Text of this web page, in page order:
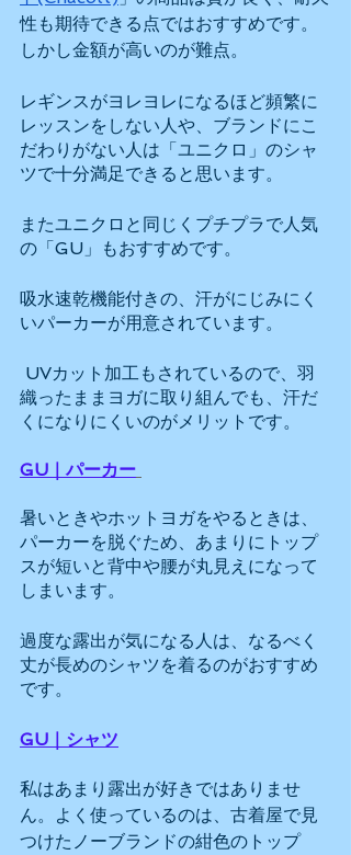
性も期待できる点ではおすすめです。
しかし金額が高いのが難点。
レギンスがヨレヨレになるほど頻繁に
レッスンをしない人や、ブランドにこ
だわりがない人は「ユニクロ」のシャ
ツで十分満足できると思います。
またユニクロと同じくプチプラで人気
の「GU」もおすすめです。
吸水速乾機能付きの、汗がにじみにく
いパーカーが用意されています。
織ったままヨガに取り組んでも、汗だ
くになりにくいのがメリットです。
GU｜パーカー
暑いときやホットヨガをやるときは、
パーカーを脱ぐため、あまりにトップ
スが短いと背中や腰が丸見えになって
しまいます。
過度な露出が気になる人は、なるべく
丈が長めのシャツを着るのがおすすめ
です。
GU｜シャツ
私はあまり露出が好きではありませ
ん。よく使っているのは、古着屋で見
つけたノーブランドの紺色のトップ